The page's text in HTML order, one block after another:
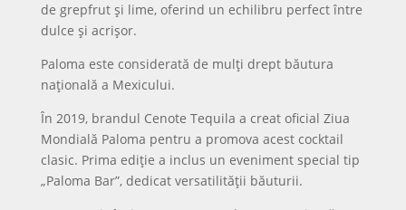
de grepfrut și lime, oferind un echilibru perfect între
dulce și acrișor.
Paloma este considerată de mulți drept băutura
națională a Mexicului.
În 2019, brandul Cenote Tequila a creat oficial Ziua
Mondială Paloma pentru a promova acest cocktail
clasic. Prima ediție a inclus un eveniment special tip
„Paloma Bar”, dedicat versatilității băuturii.